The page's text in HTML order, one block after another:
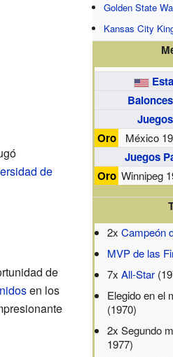
Golden State
Kansas City
Oro
México
Juegos
Oro Winnipeg
2xCampeón
MVP de las
7xAll-Star
Elegido en el
(1970)
2x Segundo
1977)
de
de
en los